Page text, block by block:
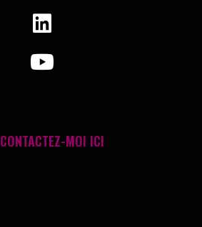
CONTACTEZ-MOI ICI